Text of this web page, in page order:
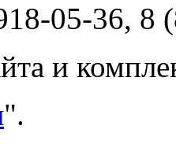
05-36, 8
и
".